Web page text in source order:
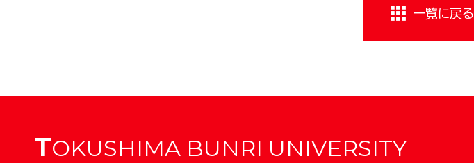
一覧に戻る
TOKUSHIMA BUNRI UNIVERSITY